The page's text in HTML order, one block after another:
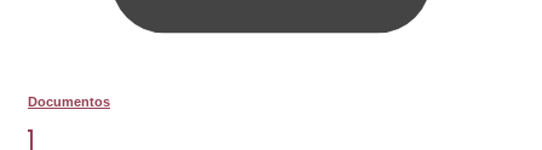
Documentos